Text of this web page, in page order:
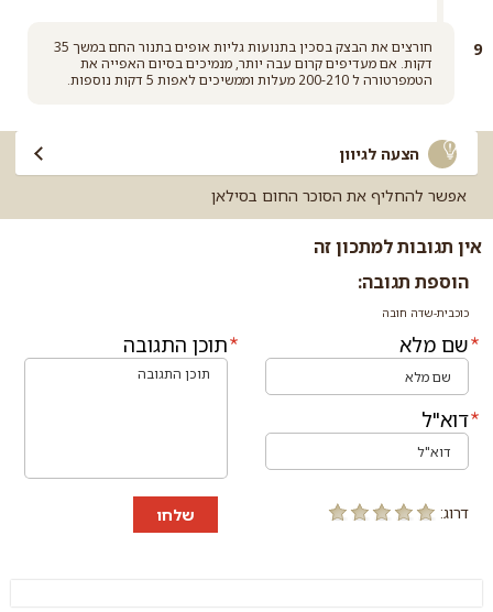
חורצים את הבצק בסכין בתנועות גליות אופים בתנור החם במשך 35
דקות. אם מעדיפים קרום עבה יותר, מנמיכים בסיום האפייה את
הטמפרטורה ל 200-210 מעלות וממשיכים לאפות 5 דקות נוספות.
הצעה לגיוון
אפשר להחליף את הסוכר החום בסילאן
אין תגובות למתכון זה
הוספת תגובה:
כוכבית-שדה חובה
שם מלא
דוא"ל
תוכן התגובה
דרוג: שלחו